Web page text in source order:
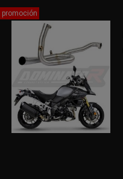
promoción